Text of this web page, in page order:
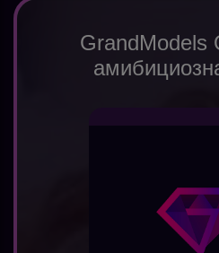
GrandModels